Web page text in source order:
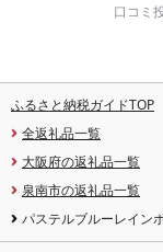
口コミ
ふるさと納税ガイドTOP
全返礼品一覧
大阪府の返礼品一覧
泉南市の返礼品一覧
パステルブルーレイン